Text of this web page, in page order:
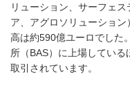
リューション、サーフェ
ア、アグロソリューショ
高は約590億ユーロでした
所（BAS）に上場してい
取引されています。